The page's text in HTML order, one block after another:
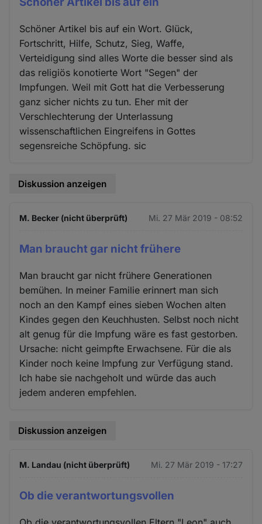
Schöner Artikel bis auf ein Wort. Glück,
Fortschritt, Hilfe, Schutz, Sieg, Waffe,
Verteidigung sind alles Worte die besser sind als
das religiös konotierte Wort "Segen" der
Impfungen. Weil mit Gott hat die Verbesserung
ganz sicher nichts zu tun. Eher mit der
Verschlechterung der Unterlassung
wissenschaftlichen Eingreifens in Gottes
segensreiche Schöpfung. sic
Diskussion anzeigen
M. Becker (nicht überprüft) Mi. 27 Mär 2019 - 08:52
Man braucht gar nicht frühere
Man braucht gar nicht frühere Generationen
bemühen. In meiner Familie erinnert man sich
noch an den Kampf eines sieben Wochen alten
Kindes gegen den Keuchhusten. Selbst noch nicht
alt genug für die Impfung wäre es fast gestorben.
Ursache: nicht geimpfte Erwachsene. Für die als
Kinder noch keine Impfung zur Verfügung stand.
Ich habe sie nachgeholt und würde das auch
jedem anderen empfehlen.
Diskussion anzeigen
M. Landau (nicht überprüft) Mi. 27 Mär 2019 - 17:27
Ob die verantwortungsvollen